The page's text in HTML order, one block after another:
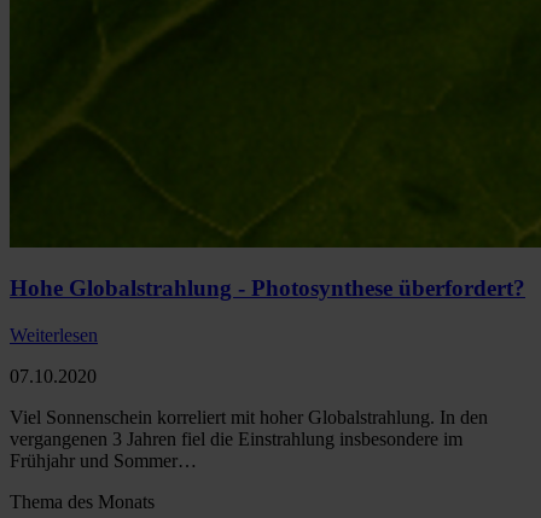
Hohe Globalstrahlung - Photosynthese überfordert?
Weiterlesen
07.10.2020
Viel Sonnenschein korreliert mit hoher Globalstrahlung. In den
vergangenen 3 Jahren fiel die Einstrahlung insbesondere im
Frühjahr und Sommer…
Thema des Monats